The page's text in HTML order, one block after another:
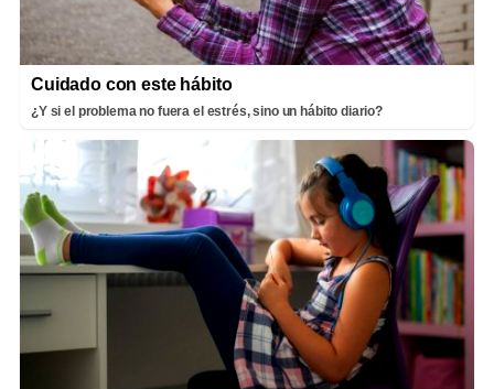
Cuidado con este hábito
¿Y si el problema no fuera el estrés, sino un hábito diario?